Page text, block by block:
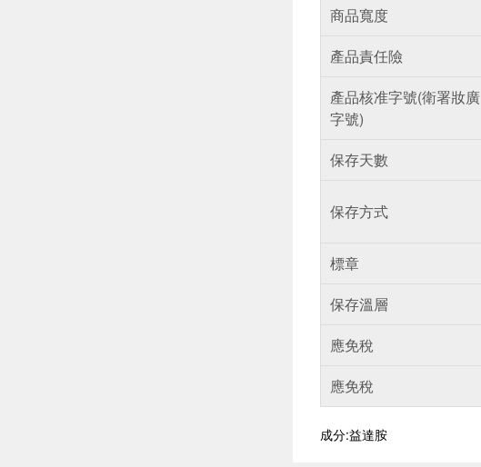
商品寬度
產品責任險
產品核准字號(衛署妝廣
字號)
保存天數
保存方式
標章
保存溫層
應免稅
應免稅
成分:益達胺